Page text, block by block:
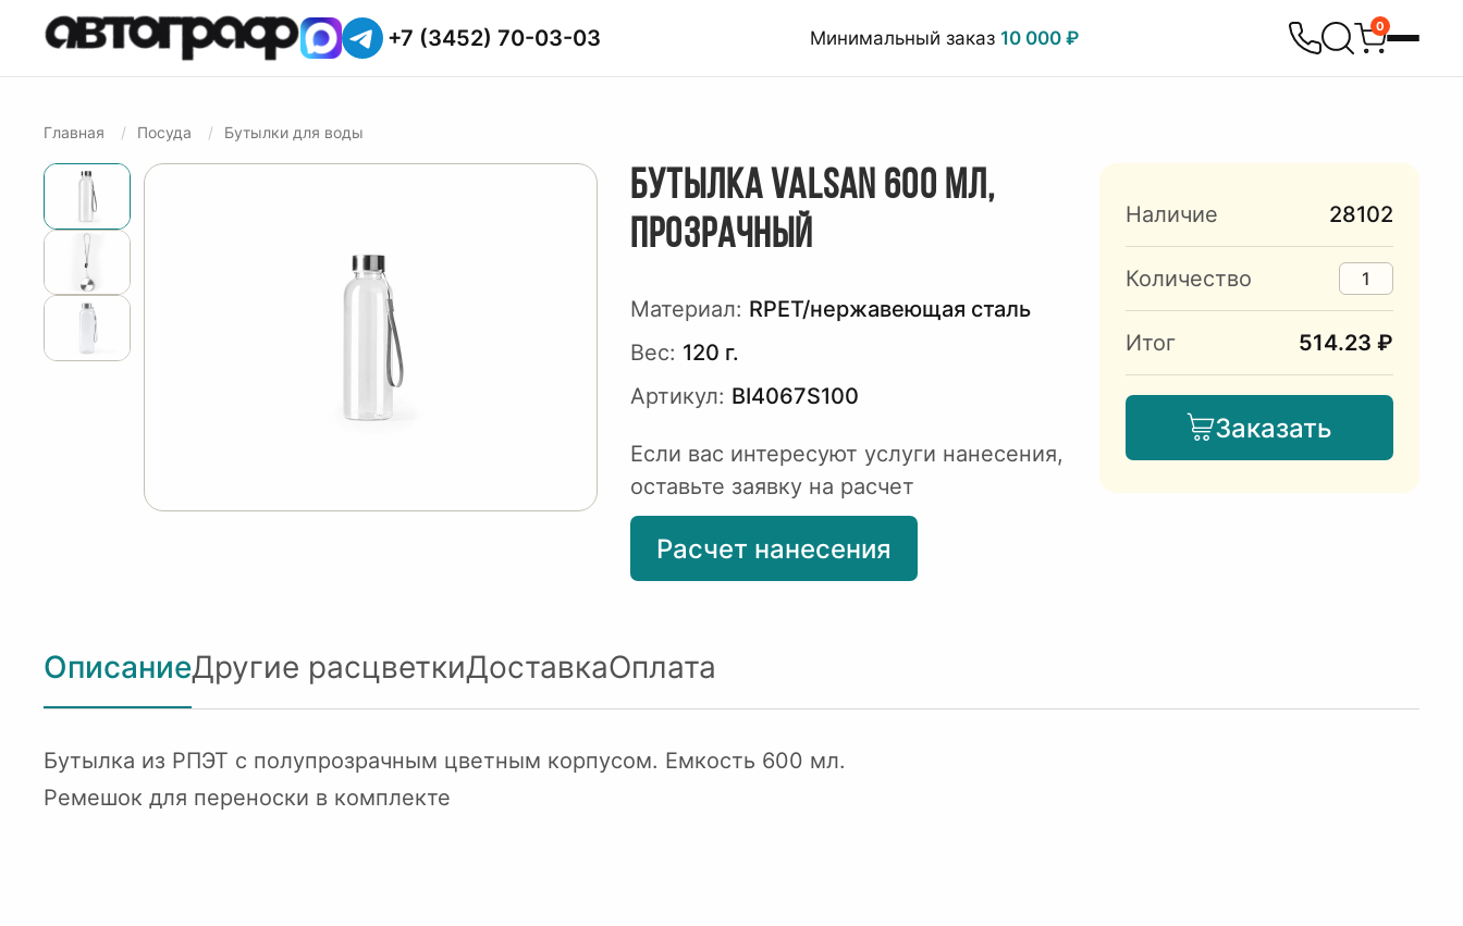
+7 (3452) 70-03-03 Минимальный заказ 10 000 ₽
0
Главная Посуда Бутылки для воды
БУТЫЛКА VALSAN 600 МЛ,
ПРОЗРАЧНЫЙ
Материал: RPET/нержавеющая cталь
Вес: 120 г.
Артикул: BI4067S100
Если вас интересуют услуги нанесения,
оставьте заявку на расчет
Расчет нанесения
Наличие 28102
Количество
Итог 514.23 ₽
Заказать
ОписаниеДругие расцветкиДоставкаОплата
Бутылка из РПЭТ с полупрозрачным цветным корпусом. Емкость 600 мл.
Ремешок для переноски в комплекте